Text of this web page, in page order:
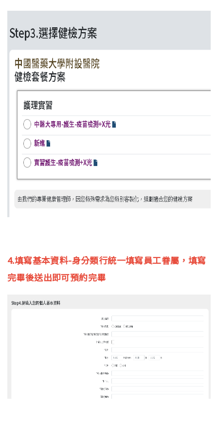
4.填寫基本資料-身分類行統一填寫員工眷屬，填寫
完畢後送出即可預約完畢